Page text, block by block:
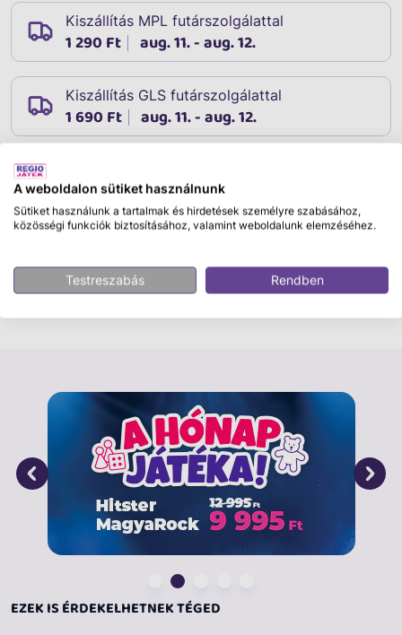
Kiszállítás MPL futárszolgálattal
1 290 Ft aug. 11. - aug. 12.
Kiszállítás GLS futárszolgálattal
1 690 Ft aug. 11. - aug. 12.
Leírás Cikkszám:33732
Kérjük, hogy a megjegyzésben tüntesd fel, melyik
erejéig elérhetőek.
EZEK IS ÉRDEKELHETNEK TÉGED
A weboldalon sütiket használnunk
Sütiket használunk a tartalmak és hirdetések személyre szabásához,
közösségi funkciók biztosításához, valamint weboldalunk elemzéséhez.
Testreszabás Rendben